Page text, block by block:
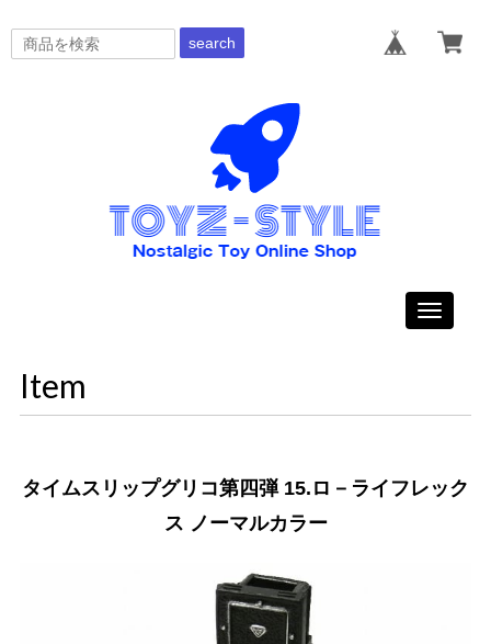
search
Toggle
Item
タイムスリップグリコ第四弾 15.ロ－ライフレック
ス ノーマルカラー